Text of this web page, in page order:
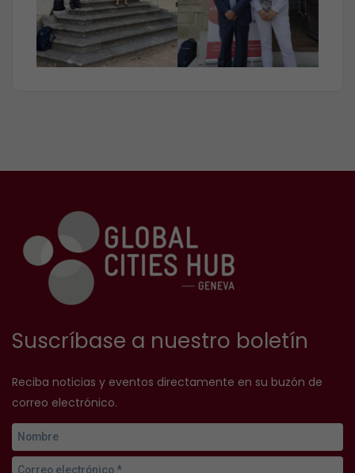
Suscríbase a nuestro boletín
Reciba noticias y eventos directamente en su buzón de
correo electrónico.